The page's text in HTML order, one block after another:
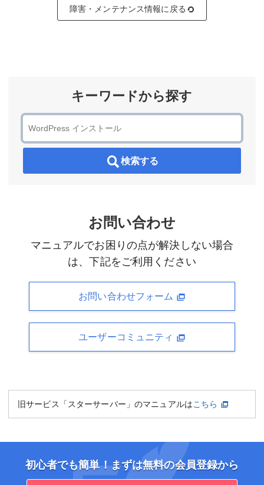
障害・メンテナンス情報に戻る
キーワードから探す
検索する
お問い合わせ
マニュアルでお困りの点が解決しない場合
は、下記をご利用ください
お問い合わせフォーム
ユーザーコミュニティ
旧サービス「スターサーバー」のマニュアルはこちら
初心者でも簡単！まずは無料の会員登録から